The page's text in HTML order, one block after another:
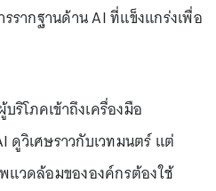
รากฐานด้าน AI ที่แข็งแกร่งเพื่อ
ริโภคเข้าถึงเครื่องมือ
ดูวิเศษราวกับเวทมนตร์ แต่
แวดล้อมขององค์กรต้องใช้